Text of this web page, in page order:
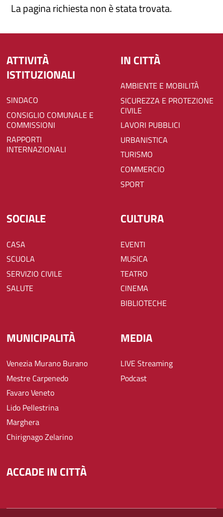
La pagina richiesta non è stata trovata.
ATTIVITÀ
ISTITUZIONALI
SINDACO
CONSIGLIO COMUNALE E
COMMISSIONI
RAPPORTI
INTERNAZIONALI
IN CITTÀ
AMBIENTE E MOBILITÀ
SICUREZZA E PROTEZIONE
CIVILE
LAVORI PUBBLICI
URBANISTICA
TURISMO
COMMERCIO
SPORT
SOCIALE
CASA
SCUOLA
SERVIZIO CIVILE
SALUTE
CULTURA
EVENTI
MUSICA
TEATRO
CINEMA
BIBLIOTECHE
MUNICIPALITÀ
Venezia Murano Burano
Mestre Carpenedo
Favaro Veneto
Lido Pellestrina
Marghera
Chirignago Zelarino
MEDIA
LIVE Streaming
Podcast
ACCADE IN CITTÀ